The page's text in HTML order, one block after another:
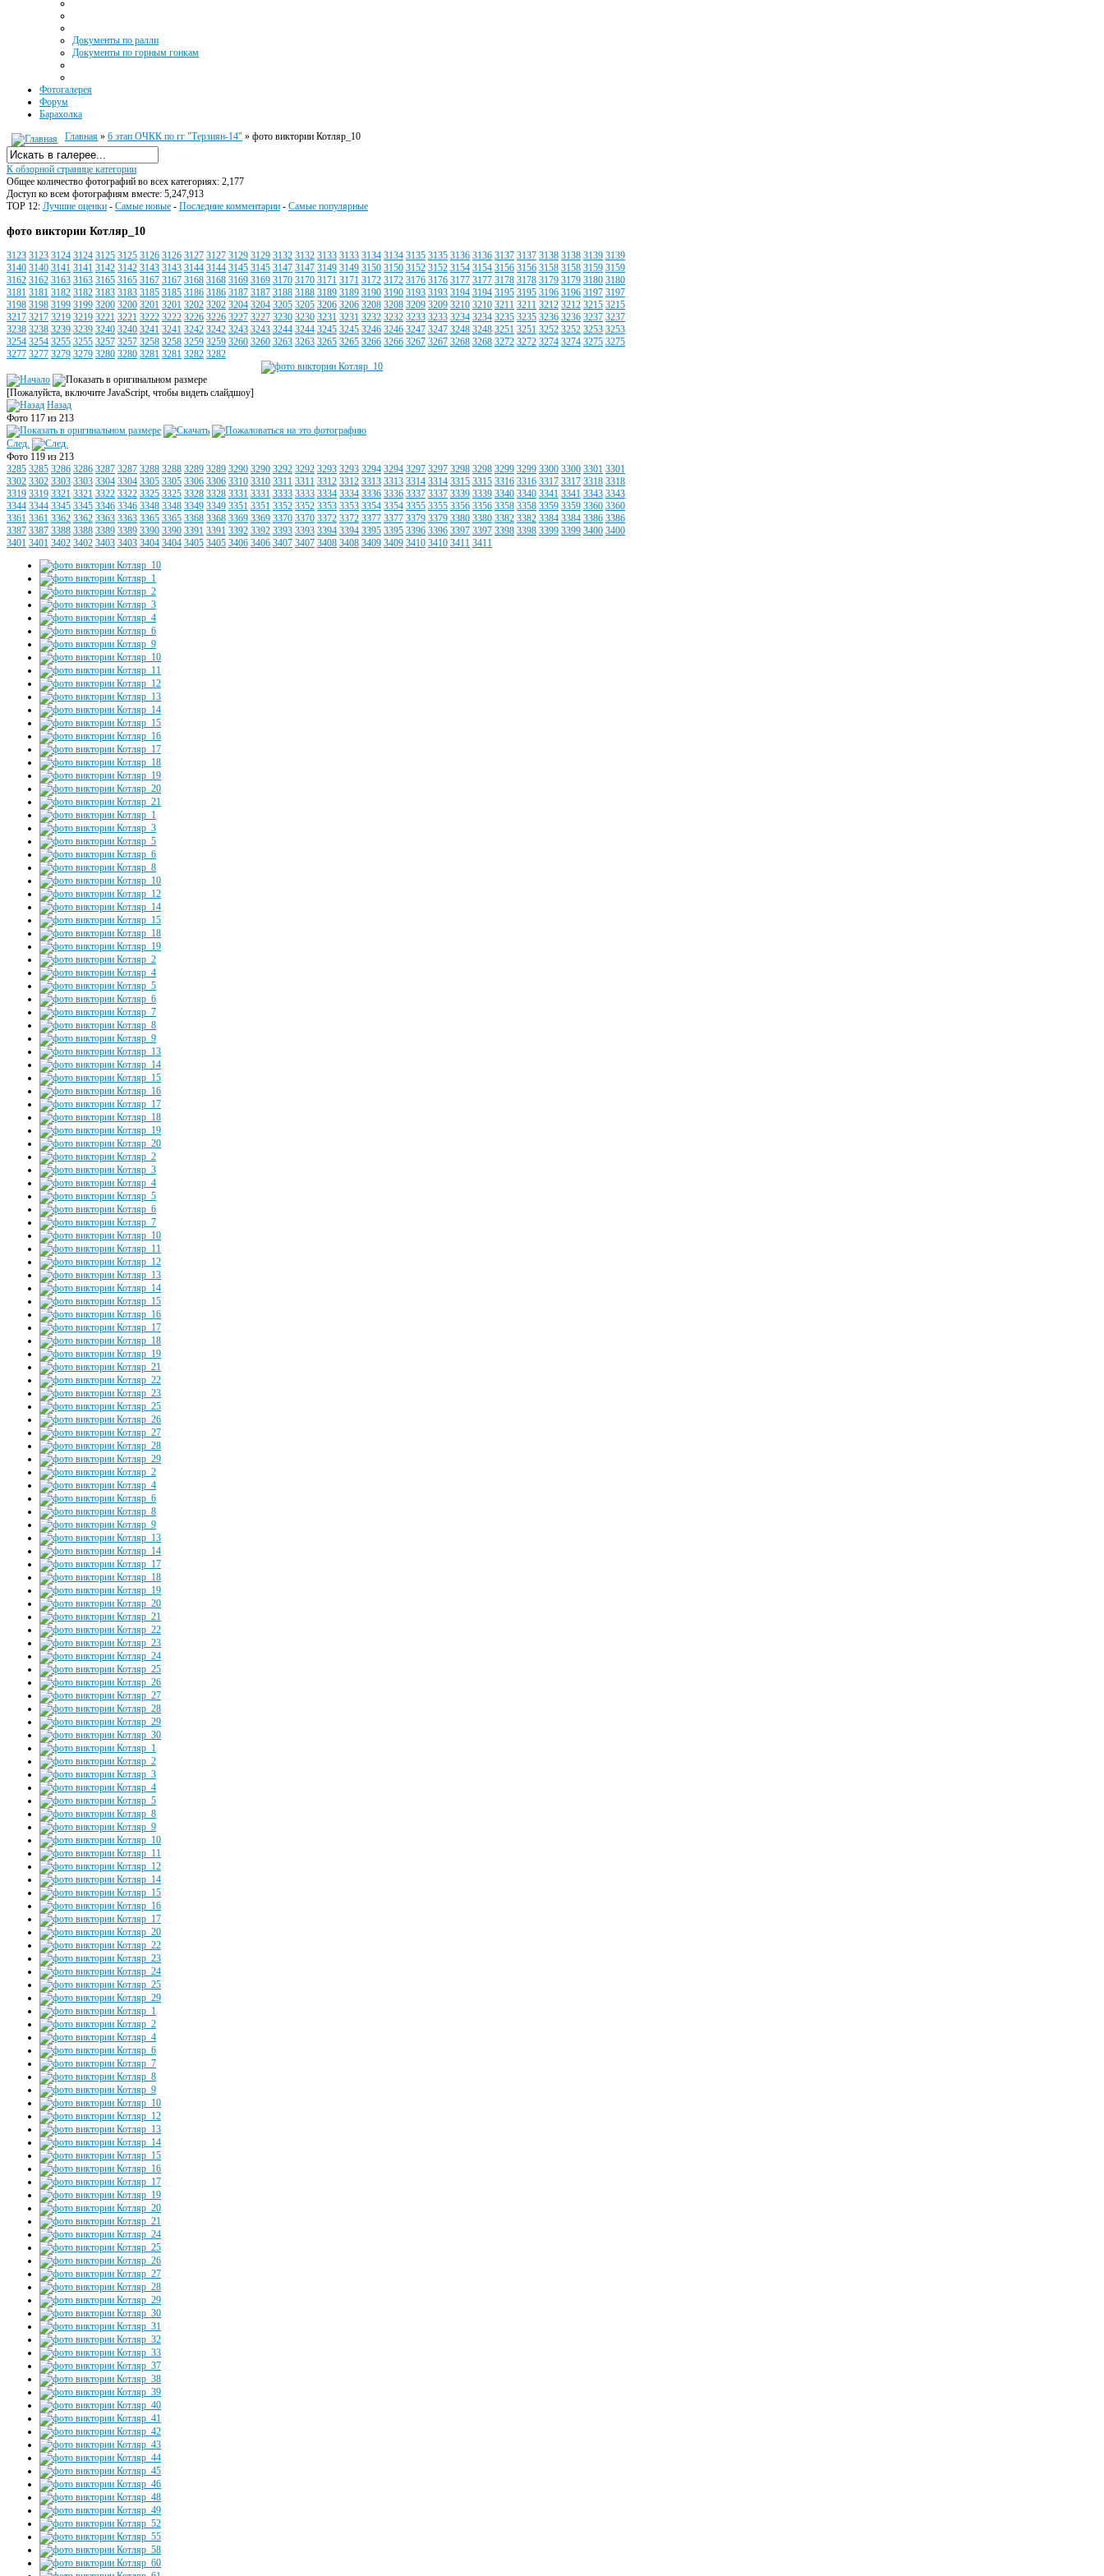
Документы по ралли
Документы по горным гонкам
Фотогалерея
Форум
Барахолка
Главная » 6 этап ОЧКК по гг "Терзиян-14" » фото виктории Котляр_10
К обзорной странице категории
Общее количество фотографий во всех категориях: 2,177
Доступ ко всем фотографиям вместе: 5,247,913
TOP 12: Лучшие оценки - Самые новые - Последние комментарии - Самые популярные
фото виктории Котляр_10
3123 3123 3124 3124 3125 3125 3126 3126 3127 3127 3129 3129 3132 3132 3133 3133 3134 3134 3135 3135 3136 3136 3137 3137 3138 3138 3139 3139
3140 3140 3141 3141 3142 3142 3143 3143 3144 3144 3145 3145 3147 3147 3149 3149 3150 3150 3152 3152 3154 3154 3156 3156 3158 3158 3159 3159
3162 3162 3163 3163 3165 3165 3167 3167 3168 3168 3169 3169 3170 3170 3171 3171 3172 3172 3176 3176 3177 3177 3178 3178 3179 3179 3180 3180
3181 3181 3182 3182 3183 3183 3185 3185 3186 3186 3187 3187 3188 3188 3189 3189 3190 3190 3193 3193 3194 3194 3195 3195 3196 3196 3197 3197
3198 3198 3199 3199 3200 3200 3201 3201 3202 3202 3204 3204 3205 3205 3206 3206 3208 3208 3209 3209 3210 3210 3211 3211 3212 3212 3215 3215
3217 3217 3219 3219 3221 3221 3222 3222 3226 3226 3227 3227 3230 3230 3231 3231 3232 3232 3233 3233 3234 3234 3235 3235 3236 3236 3237 3237
3238 3238 3239 3239 3240 3240 3241 3241 3242 3242 3243 3243 3244 3244 3245 3245 3246 3246 3247 3247 3248 3248 3251 3251 3252 3252 3253 3253
3254 3254 3255 3255 3257 3257 3258 3258 3259 3259 3260 3260 3263 3263 3265 3265 3266 3266 3267 3267 3268 3268 3272 3272 3274 3274 3275 3275
3277 3277 3279 3279 3280 3280 3281 3281 3282 3282
[Пожалуйста, включите JavaScript, чтобы видеть слайдшоу]
Назад
Фото 117 из 213
След.
Фото 119 из 213
3285 3285 3286 3286 3287 3287 3288 3288 3289 3289 3290 3290 3292 3292 3293 3293 3294 3294 3297 3297 3298 3298 3299 3299 3300 3300 3301 3301
3302 3302 3303 3303 3304 3304 3305 3305 3306 3306 3310 3310 3311 3311 3312 3312 3313 3313 3314 3314 3315 3315 3316 3316 3317 3317 3318 3318
3319 3319 3321 3321 3322 3322 3325 3325 3328 3328 3331 3331 3333 3333 3334 3334 3336 3336 3337 3337 3339 3339 3340 3340 3341 3341 3343 3343
3344 3344 3345 3345 3346 3346 3348 3348 3349 3349 3351 3351 3352 3352 3353 3353 3354 3354 3355 3355 3356 3356 3358 3358 3359 3359 3360 3360
3361 3361 3362 3362 3363 3363 3365 3365 3368 3368 3369 3369 3370 3370 3372 3372 3377 3377 3379 3379 3380 3380 3382 3382 3384 3384 3386 3386
3387 3387 3388 3388 3389 3389 3390 3390 3391 3391 3392 3392 3393 3393 3394 3394 3395 3395 3396 3396 3397 3397 3398 3398 3399 3399 3400 3400
3401 3401 3402 3402 3403 3403 3404 3404 3405 3405 3406 3406 3407 3407 3408 3408 3409 3409 3410 3410 3411 3411